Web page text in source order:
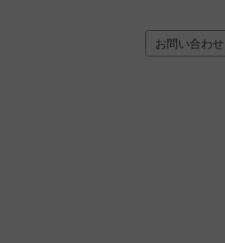
お問い合わせ